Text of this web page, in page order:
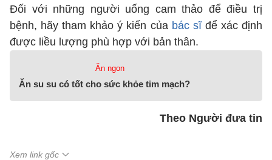
Đối với những người uống cam thảo để điều trị
bệnh, hãy tham khảo ý kiến của bác sĩđể xác định
được liều lượng phù hợp với bản thân.
Ăn ngon
Ăn su su có tốt cho sức khỏe tim mạch?
Theo Người đưa tin
Xem link gốc